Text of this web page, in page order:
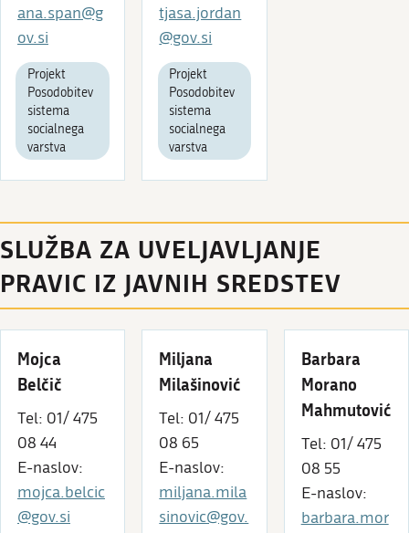
ana.span@g
ov.si
Projekt
Posodobitev
sistema
socialnega
varstva
tjasa.jordan
@gov.si
Projekt
Posodobitev
sistema
socialnega
varstva
SLUŽBA ZA UVELJAVLJANJE
PRAVIC IZ JAVNIH SREDSTEV
Mojca
Belčič
Tel: 01/ 475
08 44
E-naslov:
mojca.belcic
@gov.si
Miljana
Milašinović
Tel: 01/ 475
08 65
E-naslov:
miljana.mila
sinovic@gov.
Barbara
Morano
Mahmutović
Tel: 01/ 475
08 55
E-naslov:
barbara.mor